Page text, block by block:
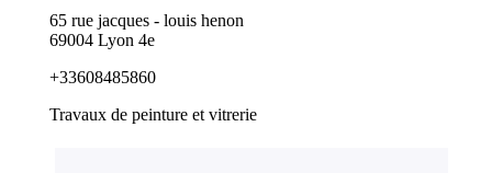
65 rue jacques - louis henon
69004 Lyon 4e
+33608485860
Travaux de peinture et vitrerie